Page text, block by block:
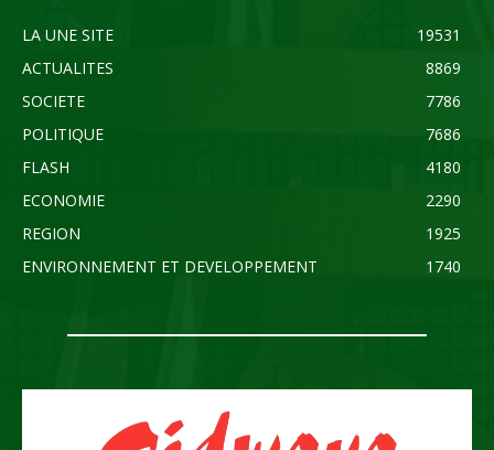
LA UNE SITE
19531
ACTUALITES
8869
SOCIETE
7786
POLITIQUE
7686
FLASH
4180
ECONOMIE
2290
REGION
1925
ENVIRONNEMENT ET DEVELOPPEMENT
1740